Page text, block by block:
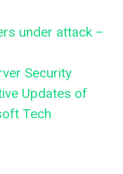
under attack –
Security
Updates of
Tech